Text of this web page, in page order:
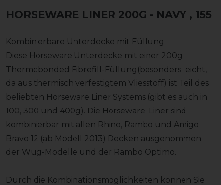
HORSEWARE LINER 200G - NAVY , 155
Kombinierbare Unterdecke mit Füllung
Diese Horseware Unterdecke mit einer 200g
Thermobonded Fibrefill-Füllung(besonders leicht,
da aus thermisch verfestigtem Vliesstoff) ist Teil des
beliebten Horseware Liner Systems (gibt es auch in
100, 300 und 400g). Die Horseware Liner sind
kombinierbar mit allen Rhino, Rambo und Amigo
Bravo 12 (ab Modell 2013) Decken ausgenommen
der Wug-Modelle und der Rambo Optimo.
Durch die Kombinationsmöglichkeiten können Sie